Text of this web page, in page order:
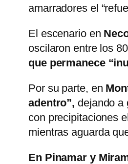
amarradores el
El escenario en
oscilaron entre los
que permanece
Por su parte, en
adentro”, dejando a
con precipitaciones
mientras aguarda
En Pinamar y